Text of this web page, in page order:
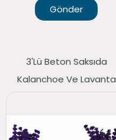
Gönder
3'lü Beton Saksıda
Kalanchoe Ve Lavanta